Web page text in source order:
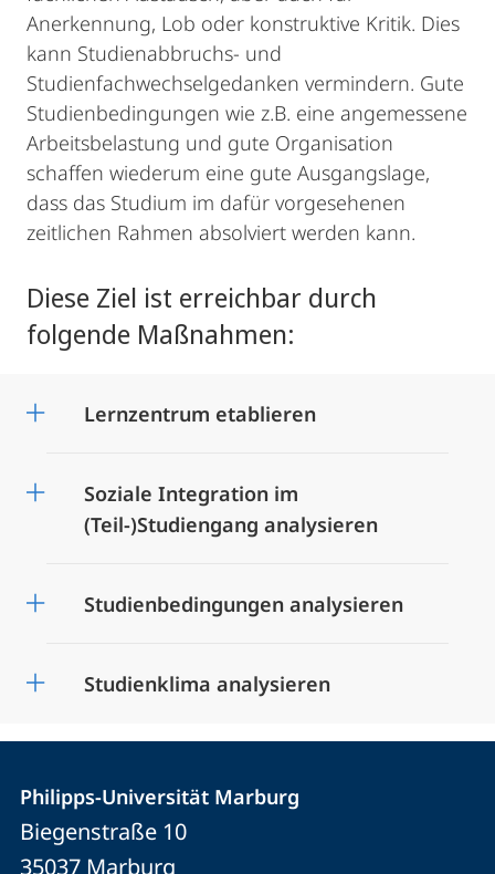
Anerkennung, Lob oder konstruktive Kritik. Dies
kann Studienabbruchs- und
Studienfachwechselgedanken vermindern. Gute
Studienbedingungen wie z.B. eine angemessene
Arbeitsbelastung und gute Organisation
schaffen wiederum eine gute Ausgangslage,
dass das Studium im dafür vorgesehenen
zeitlichen Rahmen absolviert werden kann.
Diese Ziel ist erreichbar durch
folgende Maßnahmen:
Lernzentrum etablieren
Soziale Integration im
(Teil-)Studiengang analysieren
Studienbedingungen analysieren
Studienklima analysieren
und
Informationen
der
Universität
Philipps-Universität Marburg
Biegenstraße 10
35037 Marburg